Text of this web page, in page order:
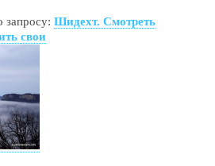
запросу:Шидехт. Смотреть
свои